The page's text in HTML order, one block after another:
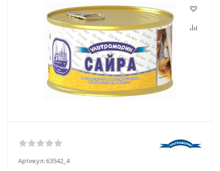
Артикул:63542_4